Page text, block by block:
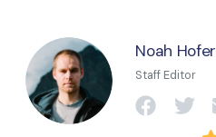
Noah Hofer
Staff Editor